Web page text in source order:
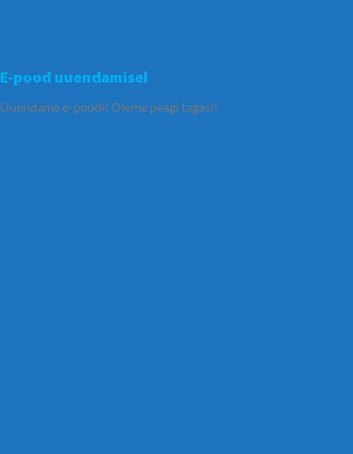
E-pood uuendamisel
Uuendame e-poodi! Oleme peagi tagasi!